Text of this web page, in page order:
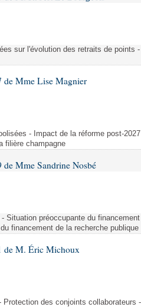
sur l'évolution des retraits de points
de Mme Lise Magnier
- Impact de la réforme post-
filière champagne
de Mme Sandrine Nosbé
Situation préoccupante du
financement de la recherche publique
de M. Éric Michoux
Protection des conjoints collaborateurs